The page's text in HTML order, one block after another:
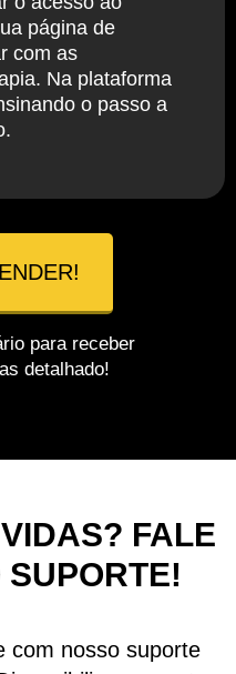
página de
com as
Na plataforma
o passo a
para receber
detalhado!
FALE
SUPORTE!
com nosso suporte